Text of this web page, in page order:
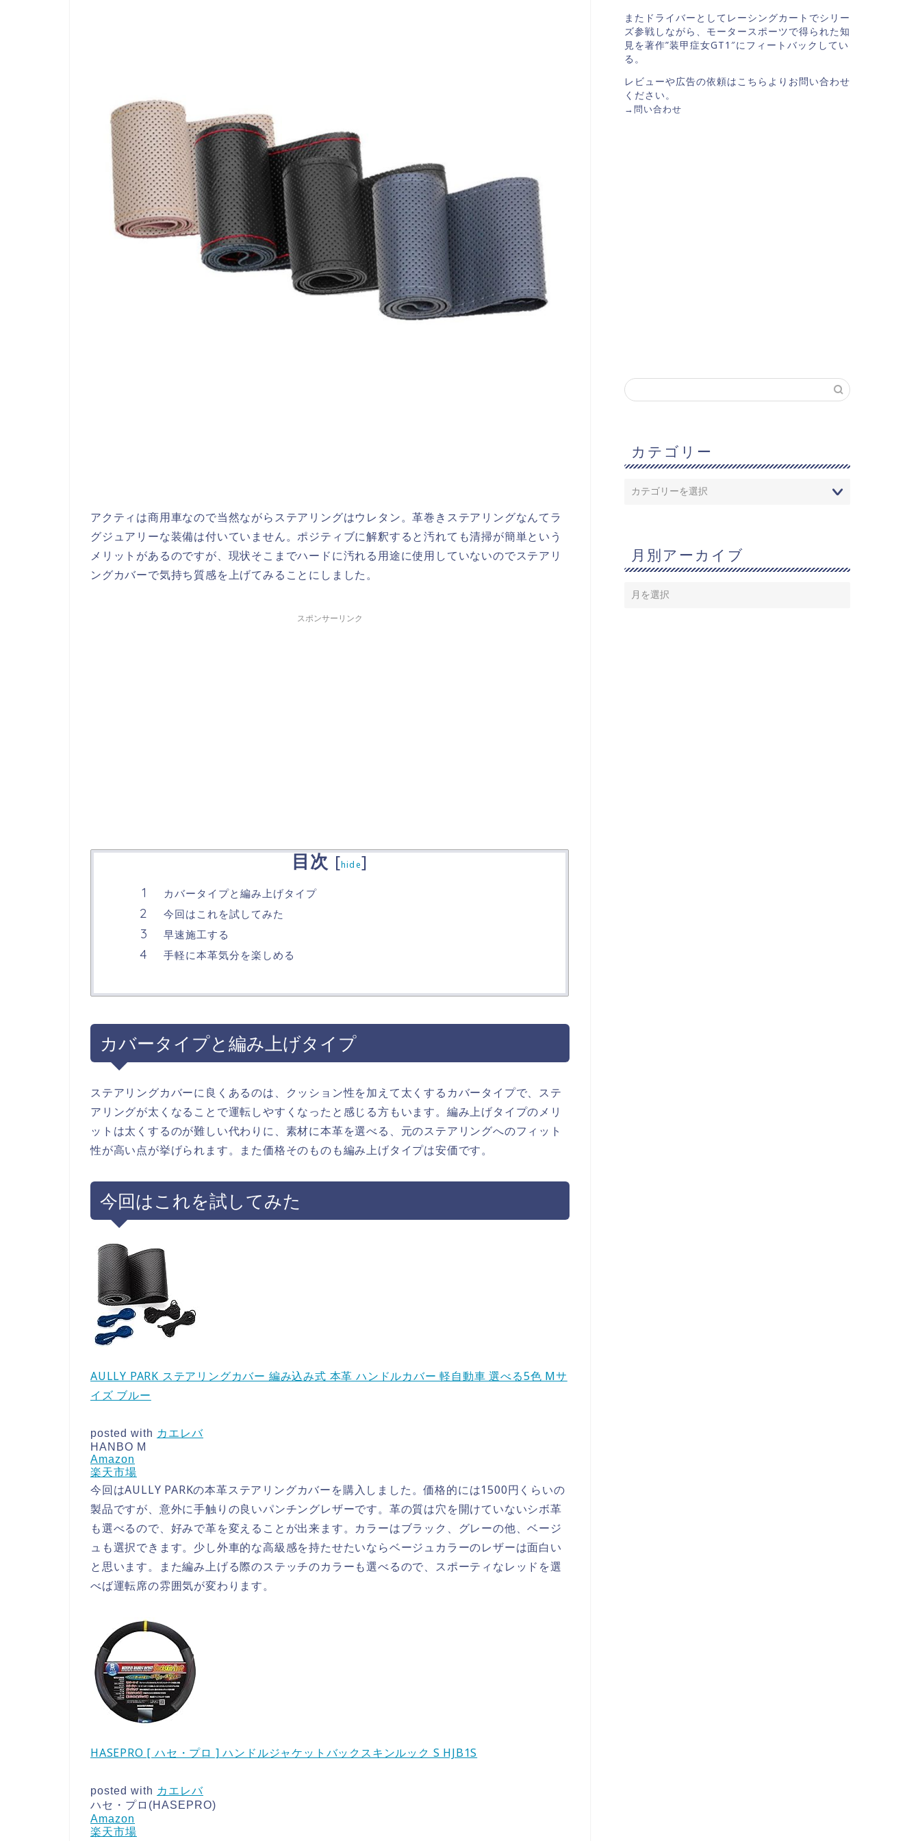
アクティは商用車なので当然ながらステアリングはウレタン。革巻きステアリングなんてラ
グジュアリーな装備は付いていません。ポジティブに解釈すると汚れても清掃が簡単という
メリットがあるのですが、現状そこまでハードに汚れる用途に使用していないのでステアリ
ングカバーで気持ち質感を上げてみることにしました。
スポンサーリンク
目次 [hide]
カバータイプと編み上げタイプ
今回はこれを試してみた
早速施工する
手軽に本革気分を楽しめる
カバータイプと編み上げタイプ
ステアリングカバーに良くあるのは、クッション性を加えて太くするカバータイプで、ステ
アリングが太くなることで運転しやすくなったと感じる方もいます。編み上げタイプのメリ
ットは太くするのが難しい代わりに、素材に本革を選べる、元のステアリングへのフィット
性が高い点が挙げられます。また価格そのものも編み上げタイプは安価です。
今回はこれを試してみた
AULLY PARK ステアリングカバー 編み込み式 本革 ハンドルカバー 軽自動車 選べる5色 Mサ
イズ ブルー
posted with カエレバ
HANBO M
Amazon
楽天市場
今回はAULLY PARKの本革ステアリングカバーを購入しました。価格的には1500円くらいの
製品ですが、意外に手触りの良いパンチングレザーです。革の質は穴を開けていないシボ革
も選べるので、好みで革を変えることが出来ます。カラーはブラック、グレーの他、ベージ
ュも選択できます。少し外車的な高級感を持たせたいならベージュカラーのレザーは面白い
と思います。また編み上げる際のステッチのカラーも選べるので、スポーティなレッドを選
べば運転席の雰囲気が変わります。
HASEPRO [ ハセ・プロ ] ハンドルジャケットバックスキンルック S HJB1S
posted with カエレバ
ハセ・プロ(HASEPRO)
Amazon
楽天市場
またドライバーとしてレーシングカートでシリー
ズ参戦しながら、モータースポーツで得られた知
見を著作”装甲症女GT1″にフィートバックしてい
る。
レビューや広告の依頼はこちらよりお問い合わせ
ください。
→問い合わせ
カテゴリー
月別アーカイブ